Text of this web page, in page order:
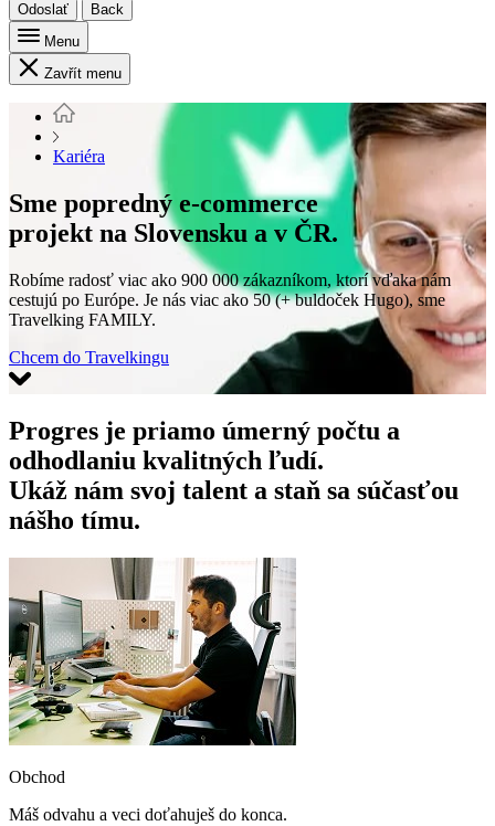
Odoslať
Back
Menu
Zavřít menu
Kariéra
Sme popredný e-commerce
projekt na Slovensku a v ČR.
Robíme radosť viac ako 900 000 zákazníkom, ktorí vďaka nám
cestujú po Európe. Je nás viac ako 50 (+ buldoček Hugo), sme
Travelking FAMILY.
Chcem do Travelkingu
Progres je priamo úmerný počtu a
odhodlaniu kvalitných ľudí.
Ukáž nám svoj talent a staň sa súčasťou
nášho tímu.
Obchod
Máš odvahu a veci doťahuješ do konca.